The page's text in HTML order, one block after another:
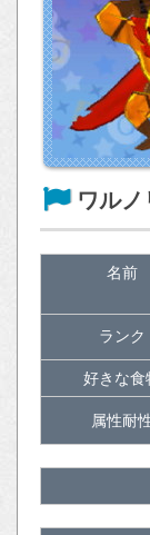
ワルノ
名前
ランク
好きな食
属性耐